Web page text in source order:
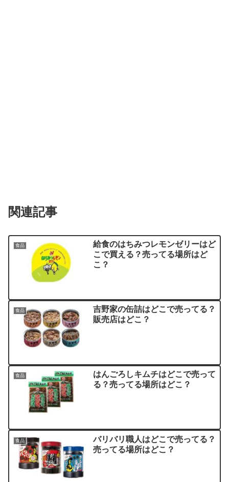
関連記事
食品
給食のはちみつレモンゼリーはど
こで買える？売ってる場所はど
こ？
食品
吉野家の缶詰はどこで売ってる？
販売店はどこ？
食品
はんごろしキムチはどこで売って
る？売ってる場所はどこ？
食品
バリバリ職人はどこで売ってる？
売ってる場所はどこ？